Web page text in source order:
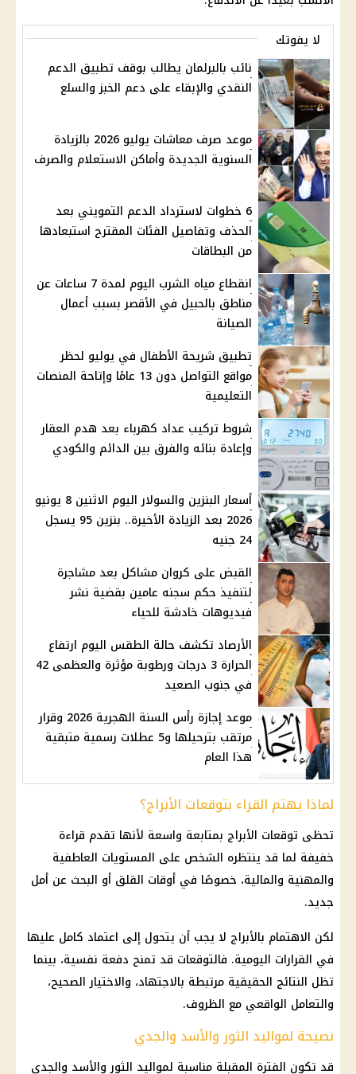
لا يفوتك
نائب بالبرلمان يطالب بوقف تطبيق الدعم
النقدي والإبقاء على دعم الخبز والسلع
موعد صرف معاشات يوليو 2026 بالزيادة
السنوية الجديدة وأماكن الاستعلام والصرف
6 خطوات لاسترداد الدعم التمويني بعد
الحذف وتفاصيل الفئات المقترح استبعادها
من البطاقات
انقطاع مياه الشرب اليوم لمدة 7 ساعات عن
مناطق بالحبيل في الأقصر بسبب أعمال
الصيانة
تطبيق شريحة الأطفال في يوليو لحظر
مواقع التواصل دون 13 عامًا وإتاحة المنصات
التعليمية
شروط تركيب عداد كهرباء بعد هدم العقار
وإعادة بنائه والفرق بين الدائم والكودي
أسعار البنزين والسولار اليوم الاثنين 8 يونيو
2026 بعد الزيادة الأخيرة.. بنزين 95 يسجل
24 جنيه
القبض على كروان مشاكل بعد مشاجرة
لتنفيذ حكم سجنه عامين بقضية نشر
فيديوهات خادشة للحياء
الأرصاد تكشف حالة الطقس اليوم ارتفاع
الحرارة 3 درجات ورطوبة مؤثرة والعظمى 42
في جنوب الصعيد
موعد إجازة رأس السنة الهجرية 2026 وقرار
مرتقب بترحيلها و5 عطلات رسمية متبقية
هذا العام
لماذا يهتم القراء بتوقعات الأبراج؟
تحظى توقعات الأبراج بمتابعة واسعة لأنها تقدم قراءة
خفيفة لما قد ينتظره الشخص على المستويات العاطفية
والمهنية والمالية، خصوصًا في أوقات القلق أو البحث عن أمل
جديد.
لكن الاهتمام بالأبراج لا يجب أن يتحول إلى اعتماد كامل عليها
في القرارات اليومية. فالتوقعات قد تمنح دفعة نفسية، بينما
تظل النتائج الحقيقية مرتبطة بالاجتهاد، والاختيار الصحيح،
والتعامل الواقعي مع الظروف.
نصيحة لمواليد الثور والأسد والجدي
قد تكون الفترة المقبلة مناسبة لمواليد الثور والأسد والجدي